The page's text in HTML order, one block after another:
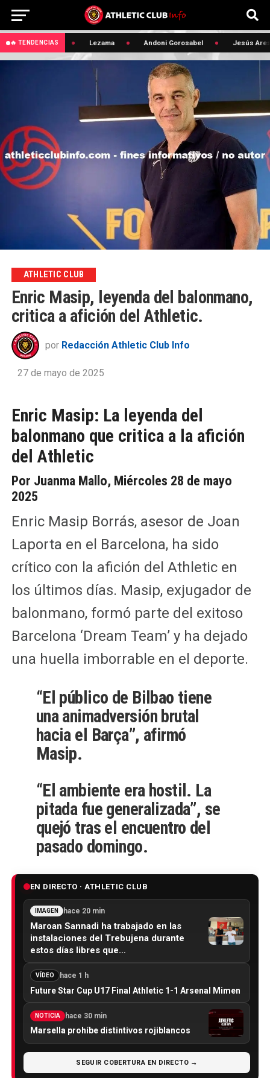
🔥 TENDENCIAS
Sannadi Lezama Andoni Gorosabel Jesús Areso
ATHLETIC CLUB
Enric Masip, leyenda del balonmano,
critica a afición del Athletic.
por Redacción Athletic Club Info
27 de mayo de 2025
Enric Masip: La leyenda del
balonmano que critica a la afición
del Athletic
Por Juanma Mallo, Miércoles 28 de mayo
2025
Enric Masip Borrás, asesor de Joan
Laporta en el Barcelona, ha sido
crítico con la afición del Athletic en
los últimos días. Masip, exjugador de
balonmano, formó parte del exitoso
Barcelona ‘Dream Team’ y ha dejado
una huella imborrable en el deporte.
“El público de Bilbao tiene
una animadversión brutal
hacia el Barça”, afirmó
Masip.
“El ambiente era hostil. La
pitada fue generalizada”, se
quejó tras el encuentro del
pasado domingo.
EN DIRECTO · ATHLETIC CLUB
IMAGEN hace 20 min
Maroan Sannadi ha trabajado en las
instalaciones del Trebujena durante
estos días libres que…
VÍDEO hace 1 h
Future Star Cup U17 Final Athletic 1-1 Arsenal Mimen
NOTICIA hace 30 min
Marsella prohíbe distintivos rojiblancos
SEGUIR COBERTURA EN DIRECTO →